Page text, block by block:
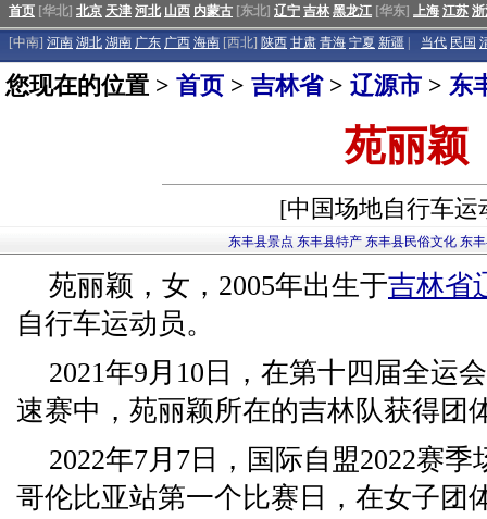
首页 [华北] 北京 天津 河北 山西 内蒙古 [东北] 辽宁 吉林 黑龙江 [华东] 上海 江苏
[中南] 河南 湖北 湖南 广东 广西 海南 [西北] 陕西 甘肃 青海 宁夏 新疆 当代 民国
您现在的位置 > 首页 > 吉林省> 辽源市 > 东
苑丽颖
[中国场地自行车运
东丰县景点 东丰县特产 东丰县民俗文化 东
苑丽颖，女，2005年出生于吉林省
自行车运动员。
2021年9月10日，在第十四届全运
速赛中，苑丽颖所在的吉林队获得团
2022年7月7日，国际自盟2022赛
哥伦比亚站第一个比赛日，在女子团